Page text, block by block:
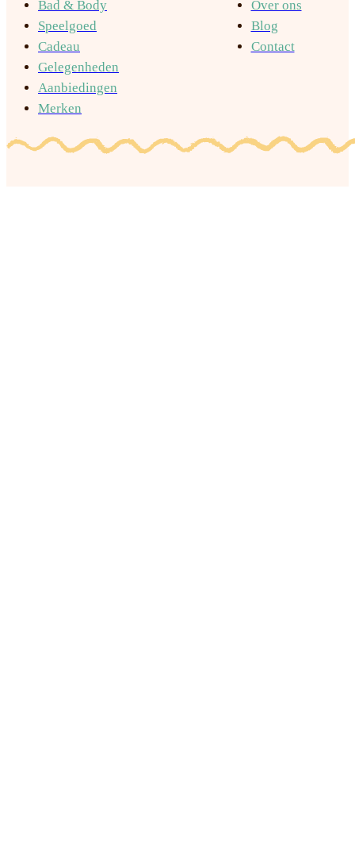
Bad & Body
Speelgoed
Cadeau
Gelegenheden
Aanbiedingen
Merken
Over ons
Blog
Contact